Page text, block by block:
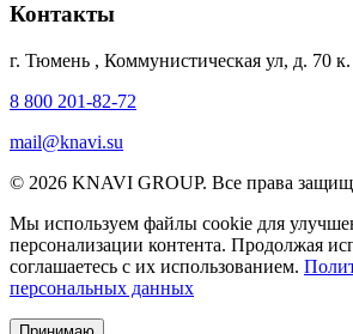
Контакты
г. Тюмень , Коммунистическая ул, д. 70
8 800 201-82-72
mail@knavi.su
© 2026 KNAVI GROUP. Все права
Мы используем файлы cookie для
персонализации контента. Продолжая
соглашаетесь с их использованием.
персональных данных